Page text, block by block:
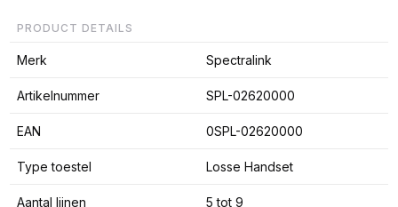
PRODUCT DETAILS
Merk Spectralink
Artikelnummer SPL-02620000
EAN 0SPL-02620000
Type toestel Losse Handset
Aantal lijnen 5 tot 9